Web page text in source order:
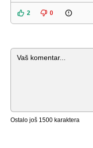
2 0
Komentar
Ostalo još 1500 karaktera